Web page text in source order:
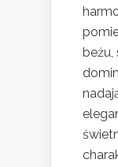
beżu,